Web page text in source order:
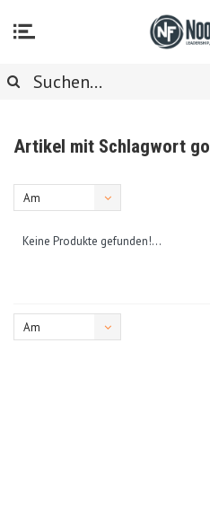
Artikel mit Schlagwort go
Am
Keine Produkte gefunden!...
Am